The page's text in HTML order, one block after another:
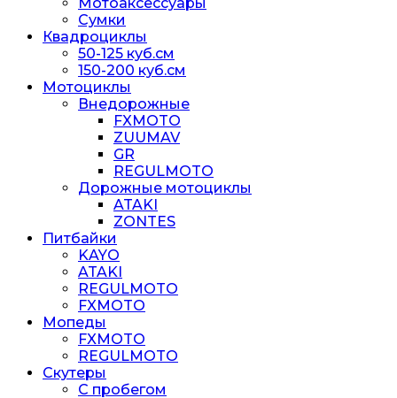
Сумки
Квадроциклы
50-125 куб.см
150-200 куб.см
Мотоциклы
Внедорожные
FXMOTO
ZUUMAV
GR
REGULMOTO
Дорожные мотоциклы
ATAKI
ZONTES
Питбайки
KAYO
ATAKI
REGULMOTO
FXMOTO
Мопеды
FXMOTO
REGULMOTO
Скутеры
С пробегом